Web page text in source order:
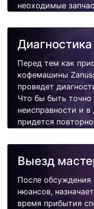
неоходимые
качественно и
Перед тем как
кофемашины
проведет
Что бы быть точно
неисправности и
придется
Выезд
После
нюансов,
время прибытия